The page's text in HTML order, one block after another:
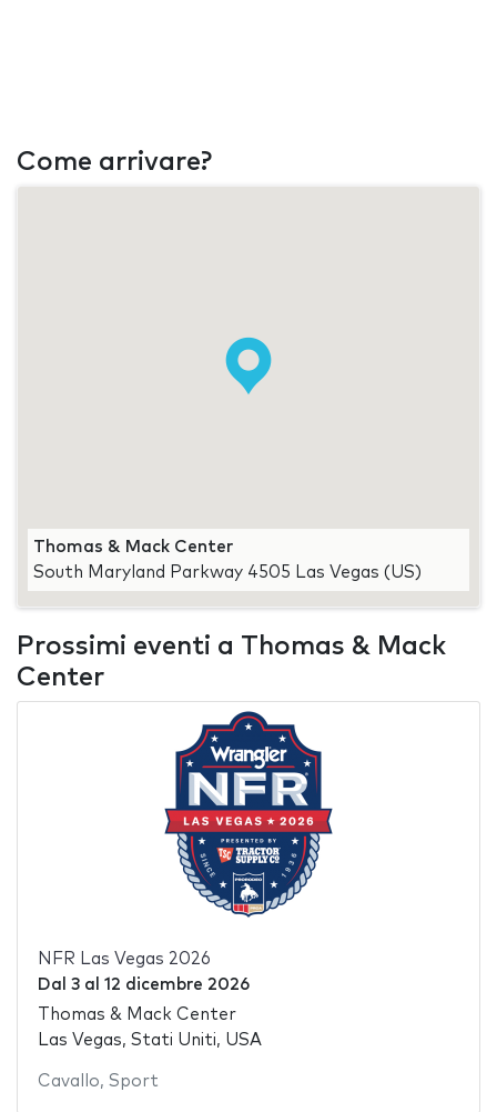
Come arrivare?
Thomas & Mack Center
South Maryland Parkway 4505 Las Vegas (US)
Prossimi eventi a Thomas & Mack
Center
NFR Las Vegas 2026
Dal 3al 12 dicembre 2026
Thomas & Mack Center
Las Vegas, Stati Uniti, USA
Cavallo, Sport